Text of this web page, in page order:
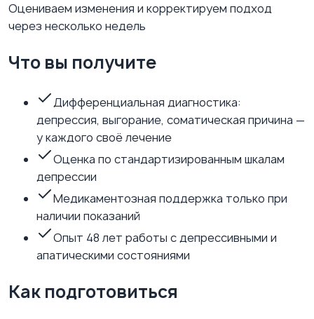
Оцениваем изменения и корректируем подход
через несколько недель
Что вы получите
Дифференциальная диагностика:
депрессия, выгорание, соматическая причина —
у каждого своё лечение
Оценка по стандартизированным шкалам
депрессии
Медикаментозная поддержка только при
наличии показаний
Опыт 48 лет работы с депрессивными и
апатическими состояниями
Как подготовиться